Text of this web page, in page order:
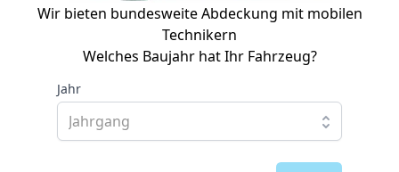
Wir bieten bundesweite Abdeckung mit mobilen
Technikern
Welches Baujahr hat Ihr Fahrzeug?
Jahr